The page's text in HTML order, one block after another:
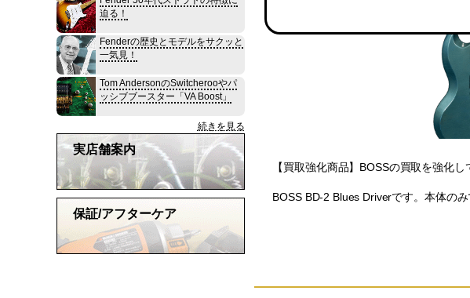
【買取強化商品】BOSSの買取を強化し
BOSS BD-2 Blues Driverです。本体のみ
迫る！
Fenderの歴史とモデルをサクッと
一気見！
Tom AndersonのSwitcherooやパ
ッシブブースター「VA Boost」
続きを見る
実店舗案内
保証/アフターケア